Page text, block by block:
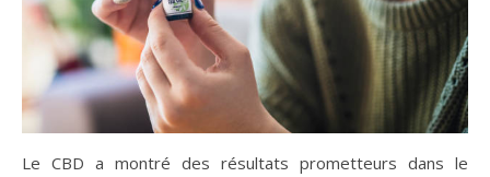
Le CBD a montré des résultats prometteurs dans le